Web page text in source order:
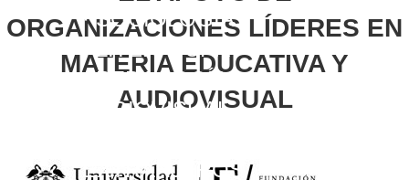
·SOCIOLOGÍA
· LITERATURA
·PEDAGOGÍA
AUDIOVISUAL
EXTRANJEROS
ORGANIZACIONES LÍDERES EN
MATERIA EDUCATIVA Y
AUDIOVISUAL